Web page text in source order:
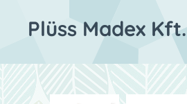
Plüss Madex Kft.